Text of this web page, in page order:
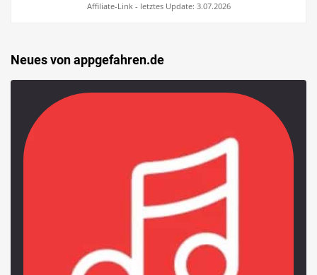
Affiliate-Link - letztes Update: 3.07.2026
Neues von appgefahren.de